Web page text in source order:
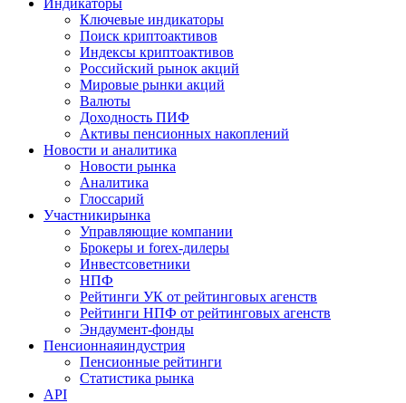
Ключевые индикаторы
Поиск криптоактивов
Индексы криптоактивов
Российский рынок акций
Мировые рынки акций
Валюты
Доходность ПИФ
Активы пенсионных накоплений
Новости и аналитика
Новости рынка
Аналитика
Глоссарий
Участникирынка
Управляющие компании
Брокеры и forex-дилеры
Инвестсоветники
НПФ
Рейтинги УК от рейтинговых агенств
Рейтинги НПФ от рейтинговых агенств
Эндаумент-фонды
Пенсионнаяиндустрия
Пенсионные рейтинги
Статистика рынка
API